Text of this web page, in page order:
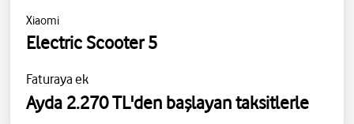
Xiaomi
Electric Scooter 5
Faturaya ek
Ayda 2.270 TL'den başlayan taksitlerle